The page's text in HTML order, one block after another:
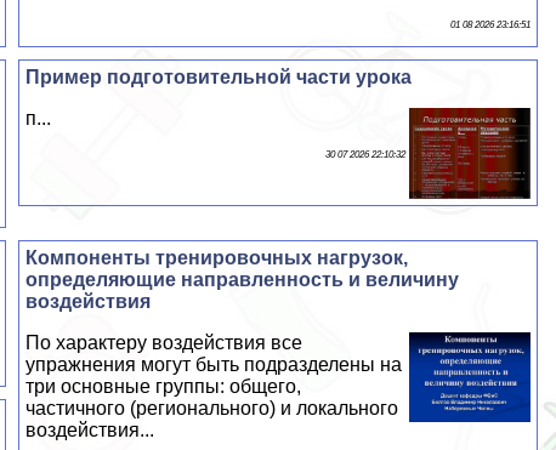
01 08 2026 23:16:51
Пример подготовительной части урока
п...
30 07 2026 22:10:32
Компоненты тренировочных нагрузок,
определяющие направленность и величину
воздействия
По хаpaктеру воздействия все
упражнения могут быть подразделены на
три основные группы: общего,
частичного (регионального) и локального
воздействия...